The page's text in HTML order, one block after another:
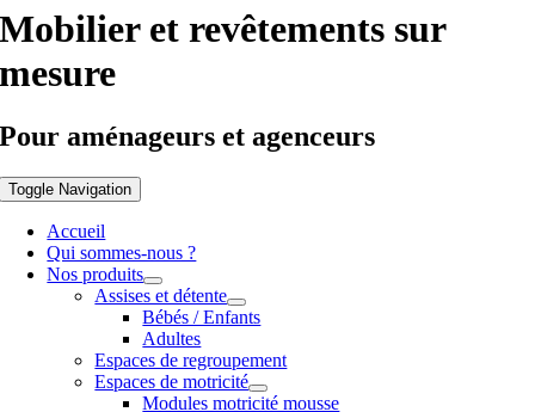
Mobilier et revêtements sur
mesure
Pour aménageurs et agenceurs
Toggle Navigation
Accueil
Qui sommes-nous ?
Nos produits
Assises et détente
Bébés / Enfants
Adultes
Espaces de regroupement
Espaces de motricité
Modules motricité mousse